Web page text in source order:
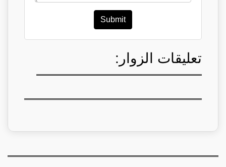
Submit
تعليقات الزوار: